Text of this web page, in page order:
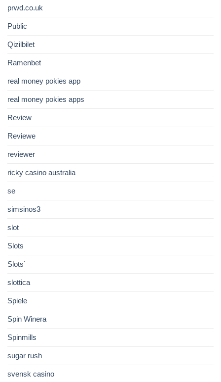
prwd.co.uk
Public
Qizilbilet
Ramenbet
real money pokies app
real money pokies apps
Review
Reviewe
reviewer
ricky casino australia
se
simsinos3
slot
Slots
Slots`
slottica
Spiele
Spin Winera
Spinmills
sugar rush
svensk casino